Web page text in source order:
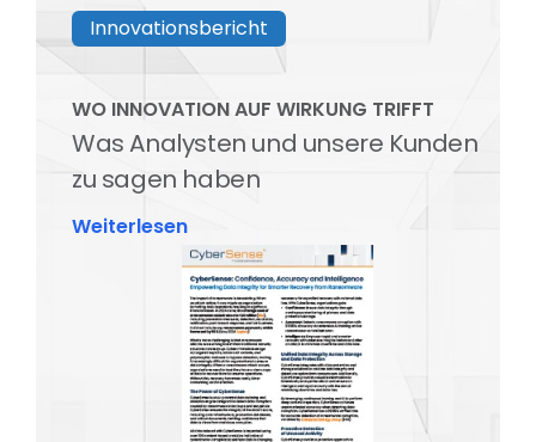
Innovationsbericht
WO INNOVATION AUF WIRKUNG TRIFFT
Was Analysten und unsere Kunden
zu sagen haben
Weiterlesen